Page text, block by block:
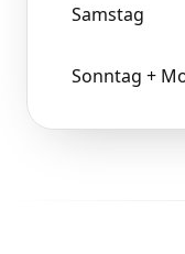
Samstag
Sonntag +